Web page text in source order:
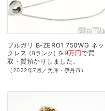
ブルガリ B-ZERO1 750WG ネッ
クレス
Bランク を9万円で買
取・質預かり しました。
（2022年7月／兵庫・伊丹市）